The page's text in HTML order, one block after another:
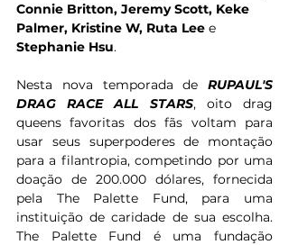
Connie Britton, Jeremy Scott, Keke
Palmer, Kristine W, Ruta Lee e
Stephanie Hsu.
Nesta nova temporada de RUPAUL'S
DRAG RACE ALL STARS, oito drag
queens favoritas dos fãs voltam para
usar seus superpoderes de montação
para a filantropia, competindo por uma
doação de 200.000 dólares, fornecida
pela The Palette Fund, para uma
instituição de caridade de sua escolha.
The Palette Fund é uma fundação